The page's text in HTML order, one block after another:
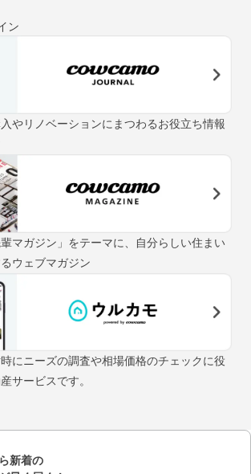
ン
やリノベーションにまつわるお役立ち情報
輩マガジン」をテーマに、自分らしい住まい
ウェブマガジン
にニーズの調査や相場価格のチェックに役
サービスです。
新着の